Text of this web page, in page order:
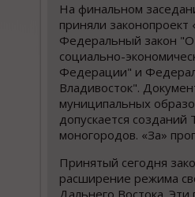
На финальном
приняли
Федеральный закон
социально-
Федерации" и
Владивосток".
муниципальных
допускается
моногородов. «За»
Принятый сегодня
расширение режима
Дальнего Востока.